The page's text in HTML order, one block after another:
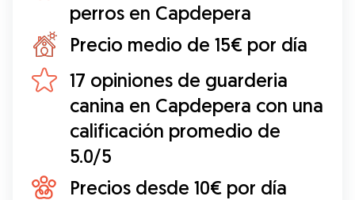
perros en Capdepera
Precio medio de 15€ por día
17 opiniones de guarderia
canina en Capdepera con una
calificación promedio de
5.0/5
Precios desde 10€ por día